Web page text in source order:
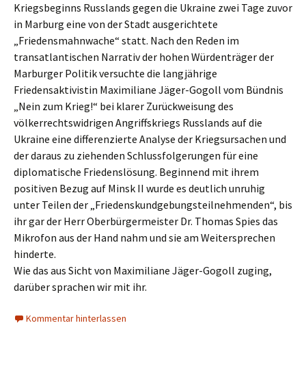
Kriegsbeginns Russlands gegen die Ukraine zwei Tage zuvor
in Marburg eine von der Stadt ausgerichtete
„Friedensmahnwache“ statt. Nach den Reden im
transatlantischen Narrativ der hohen Würdenträger der
Marburger Politik versuchte die langjährige
Friedensaktivistin Maximiliane Jäger-Gogoll vom Bündnis
„Nein zum Krieg!“ bei klarer Zurückweisung des
völkerrechtswidrigen Angriffskriegs Russlands auf die
Ukraine eine differenzierte Analyse der Kriegsursachen und
der daraus zu ziehenden Schlussfolgerungen für eine
diplomatische Friedenslösung. Beginnend mit ihrem
positiven Bezug auf Minsk II wurde es deutlich unruhig
unter Teilen der „Friedenskundgebungsteilnehmenden“, bis
ihr gar der Herr Oberbürgermeister Dr. Thomas Spies das
Mikrofon aus der Hand nahm und sie am Weitersprechen
hinderte.
Wie das aus Sicht von Maximiliane Jäger-Gogoll zuging,
darüber sprachen wir mit ihr.
Kommentar hinterlassen